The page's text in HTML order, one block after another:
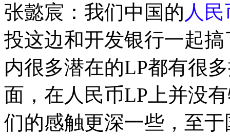
张懿宸：我们中国的 人民
投这边和开发银行一起
内很多潜在的LP都有很
面，在人民币LP上并没
们的感触更深一些，至